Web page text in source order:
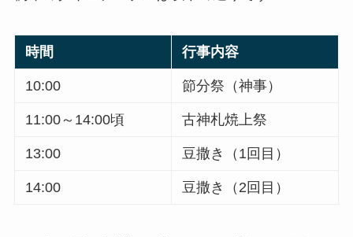
時間 行事内容
10:00 節分祭（神事）
11:00～14:00頃 古神札焼上祭
13:00 豆撒き（1回目）
14:00 豆撒き（2回目）